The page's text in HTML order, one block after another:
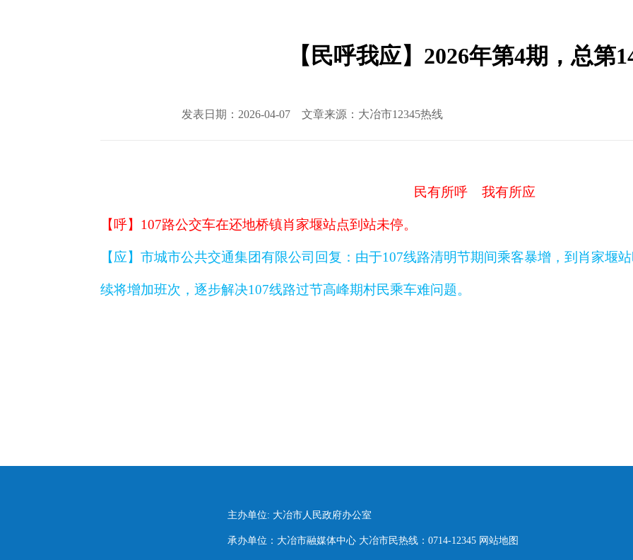
【民呼我应】2026年第4期，总第
发表日期：2026-04-07 文章来源：大冶市12345热线
民有所呼 我有所应
【呼】 107路公交车在还地桥镇肖家堰站点到站未停。
【应】 市城市公共交通集团有限公司回复：由于107线路清明节期间乘客暴增，到肖家堰
续将增加班次，逐步解决107线路过节高峰期村民乘车难问题。
主办单位: 大冶市人民政府办公室
承办单位：大冶市融媒体中心 大冶市民热线：0714-12345 网站地图